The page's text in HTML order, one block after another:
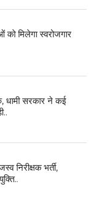
मिलेगा स्वरोजगार
धामी सरकार ने कई
निरीक्षक भर्ती,